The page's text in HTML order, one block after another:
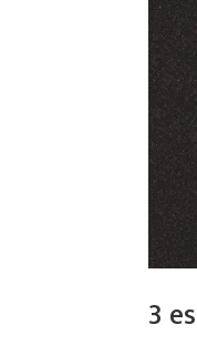
3